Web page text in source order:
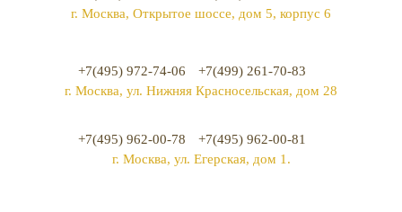
г. Москва, Открытое шоссе, дом 5, корпус 6
+7(495) 972-74-06
+7(499) 261-70-83
г. Москва, ул. Нижняя Красносельская, дом 28
+7(495) 962-00-78
+7(495) 962-00-81
г. Москва, ул. Егерская, дом 1.